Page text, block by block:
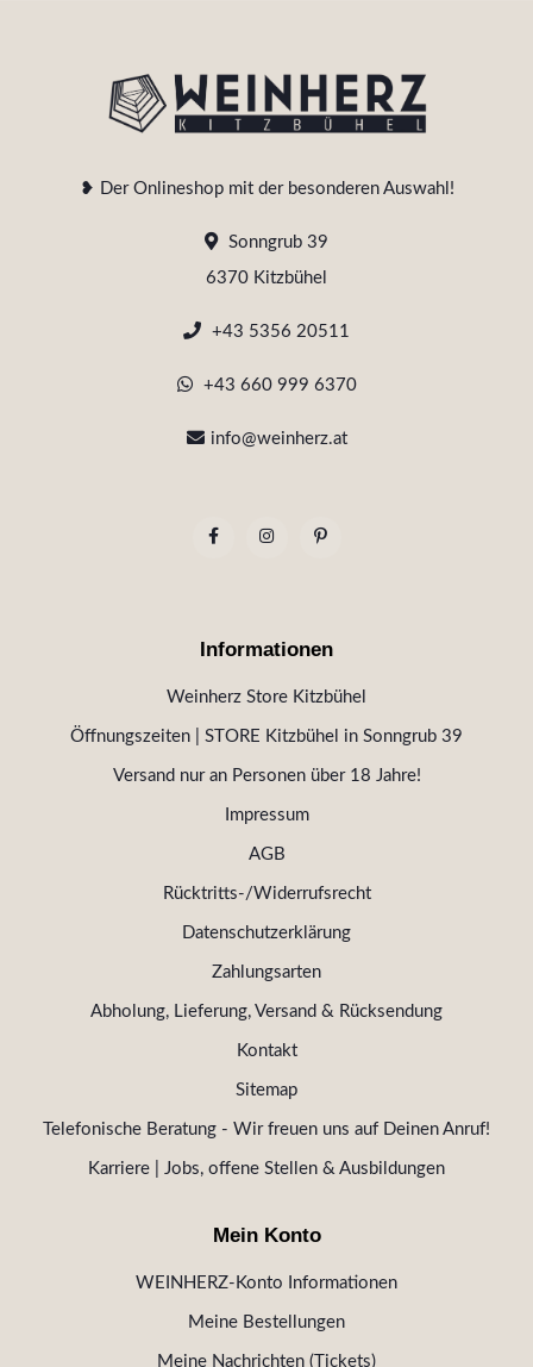
❥ Der Onlineshop mit der besonderen Auswahl!
Sonngrub 39
6370 Kitzbühel
+43 5356 20511
+43 660 999 6370
info@weinherz.at
Informationen
Weinherz Store Kitzbühel
Öffnungszeiten | STORE Kitzbühel in Sonngrub 39
Versand nur an Personen über 18 Jahre!
Impressum
AGB
Rücktritts-/Widerrufsrecht
Datenschutzerklärung
Zahlungsarten
Abholung, Lieferung, Versand & Rücksendung
Kontakt
Sitemap
Telefonische Beratung - Wir freuen uns auf Deinen Anruf!
Karriere | Jobs, offene Stellen & Ausbildungen
Mein Konto
WEINHERZ-Konto Informationen
Meine Bestellungen
Meine Nachrichten (Tickets)